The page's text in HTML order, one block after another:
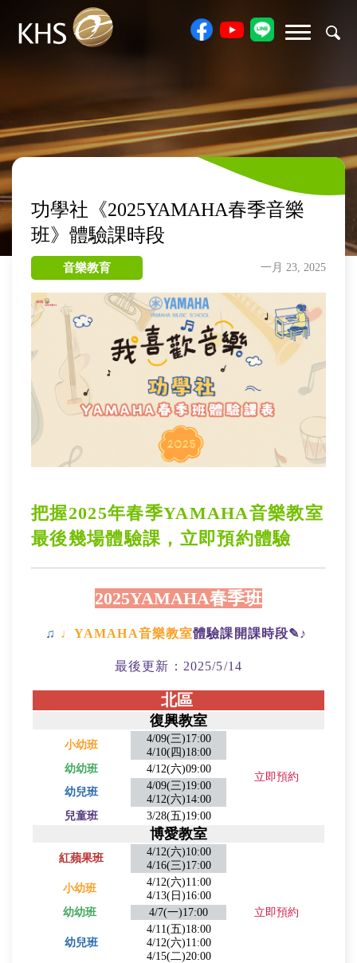
功學社《2025YAMAHA春季音樂
班》體驗課時段
音樂教育 一月 23, 2025
把握2025年春季YAMAHA音樂教室
最後幾場體驗課，立即預約體驗
2025YAMAHA春季班
♫ ♩ YAMAHA音樂教室體驗課開課時段✎♪
最後更新：2025/5/14
北區
復興教室
小幼班
4/09(三)17:00
4/10(四)18:00
立即預約
幼幼班
4/12(六)09:00
幼兒班
4/09(三)19:00
4/12(六)14:00
兒童班
3/28(五)19:00
博愛教室
紅蘋果班
4/12(六)10:00
4/16(三)17:00
立即預約
小幼班
4/12(六)11:00
4/13(日)16:00
幼幼班
4/7(一)17:00
幼兒班
4/11(五)18:00
4/12(六)11:00
4/15(二)20:00